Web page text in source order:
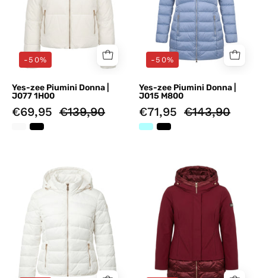
-50%
Yes-zee Piumini Donna |
J077 1H00
€69,95 €139,90
-50%
Yes-zee Piumini Donna |
J015 M800
€71,95 €143,90
Bianco
Yes-
Rosso
Yes-